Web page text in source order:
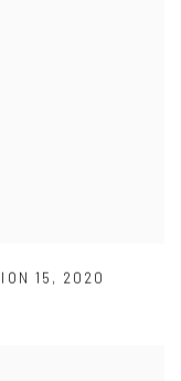
15 , 2020